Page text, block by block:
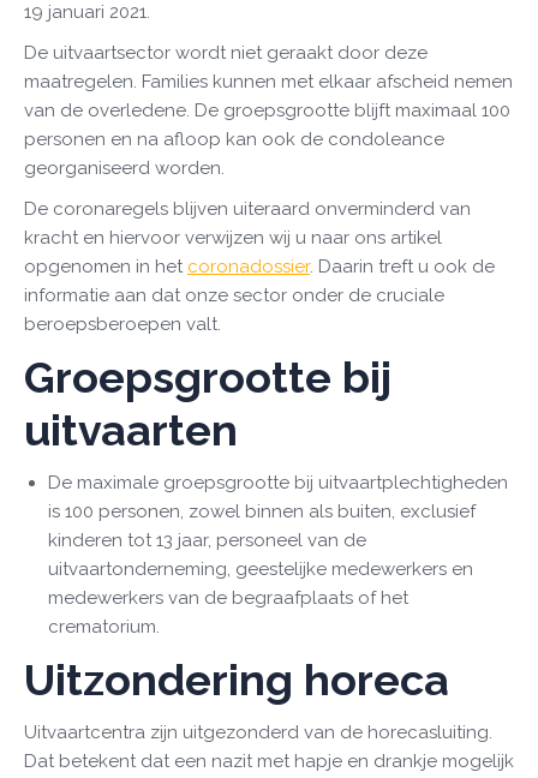
19 januari 2021.
De uitvaartsector wordt niet geraakt door deze
maatregelen. Families kunnen met elkaar afscheid nemen
van de overledene. De groepsgrootte blijft maximaal 100
personen en na afloop kan ook de condoleance
georganiseerd worden.
De coronaregels blijven uiteraard onverminderd van
kracht en hiervoor verwijzen wij u naar ons artikel
opgenomen in het coronadossier. Daarin treft u ook de
informatie aan dat onze sector onder de cruciale
beroepsberoepen valt.
Groepsgrootte bij
uitvaarten
De maximale groepsgrootte bij uitvaartplechtigheden
is 100 personen, zowel binnen als buiten, exclusief
kinderen tot 13 jaar, personeel van de
uitvaartonderneming, geestelijke medewerkers en
medewerkers van de begraafplaats of het
crematorium.
Uitzondering horeca
Uitvaartcentra zijn uitgezonderd van de horecasluiting.
Dat betekent dat een nazit met hapje en drankje mogelijk